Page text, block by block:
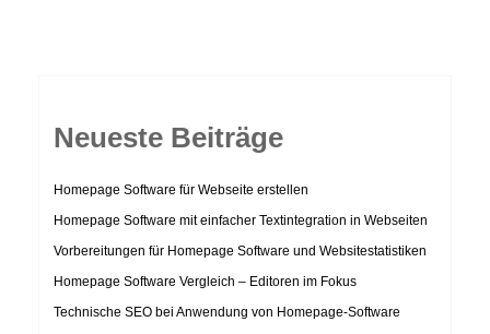
Neueste Beiträge
Homepage Software für Webseite erstellen
Homepage Software mit einfacher Textintegration in Webseiten
Vorbereitungen für Homepage Software und Websitestatistiken
Homepage Software Vergleich – Editoren im Fokus
Technische SEO bei Anwendung von Homepage-Software